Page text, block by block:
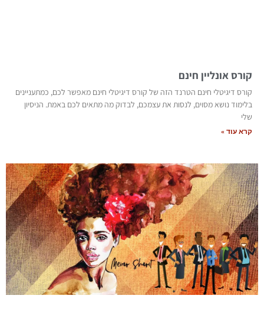
קורס אונליין חינם
קורס דיגיטלי חינם הטרנד הזה של קורס דיגיטלי חינם מאפשר לכם, כמתעניינים
בלימוד נושא מסוים, לנסות את עצמכם, לבדוק מה מתאים לכם באמת. הניסיון
שלי
קרא עוד »